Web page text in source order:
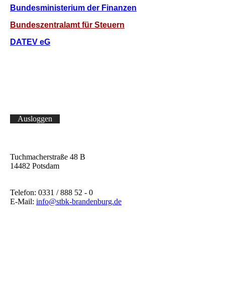
Bundesministerium der Finanzen
Bundeszentralamt für Steuern
DATEV eG
Ausloggen
Tuchmacherstraße 48 B
14482 Potsdam
Telefon: 0331 / 888 52 - 0
E-Mail: info@stbk-brandenburg.de